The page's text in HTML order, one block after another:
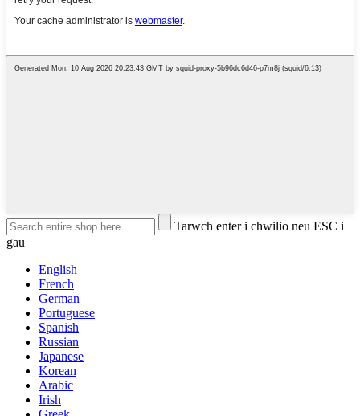
Tarwch enter i chwilio neu ESC i
gau
English
French
German
Portuguese
Spanish
Russian
Japanese
Korean
Arabic
Irish